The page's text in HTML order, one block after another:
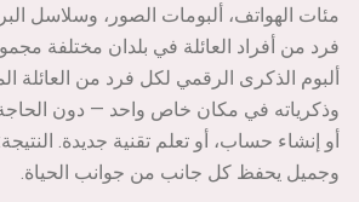
مئات الهواتف، ألبومات الصور، وسلاسل
فرد من أفراد العائلة في بلدان مختلفة
ألبوم الذكرى الرقمي لكل فرد من العائلة
وذكرياته في مكان خاص واحد — دون
أو إنشاء حساب، أو تعلم تقنية جديدة.
وجميل يحفظ كل جانب من جوانب الحياة.